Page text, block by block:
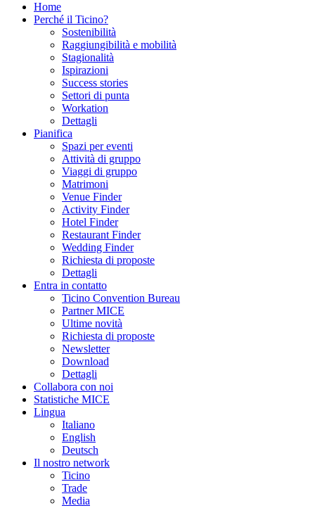
Home
Perché il Ticino?
Sostenibilità
Raggiungibilità e mobilità
Stagionalità
Ispirazioni
Success stories
Settori di punta
Workation
Dettagli
Pianifica
Spazi per eventi
Attività di gruppo
Viaggi di gruppo
Matrimoni
Venue Finder
Activity Finder
Hotel Finder
Restaurant Finder
Wedding Finder
Richiesta di proposte
Dettagli
Entra in contatto
Ticino Convention Bureau
Partner MICE
Ultime novità
Richiesta di proposte
Newsletter
Download
Dettagli
Collabora con noi
Statistiche MICE
Lingua
Italiano
English
Deutsch
Il nostro network
Ticino
Trade
Media